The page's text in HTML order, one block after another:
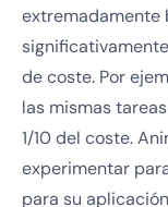
extremadamente
de coste. Por
las mismas
1/10 del coste.
experimentar
para su